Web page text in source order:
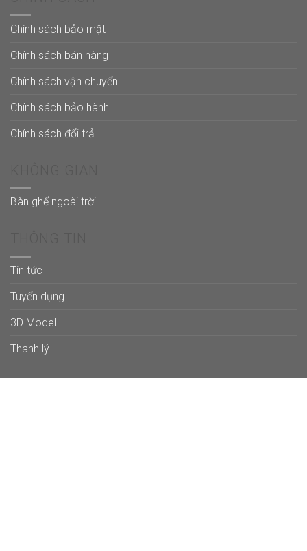
Chính sách bảo mật
Chính sách bán hàng
Chính sách vận chuyển
Chính sách bảo hành
Chính sách đổi trả
Bàn ghế ngoài trời
Tin tức
Tuyển dụng
3D Model
Thanh lý